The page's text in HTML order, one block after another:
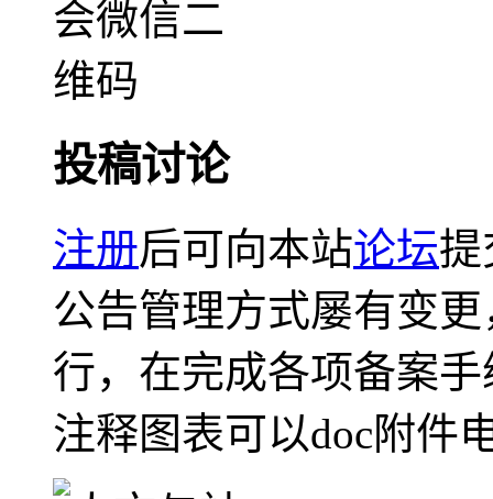
投稿讨论
注册后可向本站论坛提
公告管理方式屡有变
行，在完成各项备案
注释图表可以doc附件